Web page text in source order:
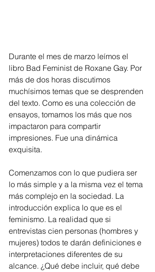
Durante el mes de marzo leímos el
libro Bad Feminist de Roxane Gay. Por
más de dos horas discutimos
muchísimos temas que se desprenden
del texto. Como es una colección de
ensayos, tomamos los más que nos
impactaron para compartir
impresiones. Fue una dinámica
exquisita.
Comenzamos con lo que pudiera ser
lo más simple y a la misma vez el tema
más complejo en la sociedad. La
introducción explica lo que es el
feminismo. La realidad que si
entrevistas cien personas (hombres y
mujeres) todos te darán definiciones e
interpretaciones diferentes de su
alcance. ¿Qué debe incluir, qué debe